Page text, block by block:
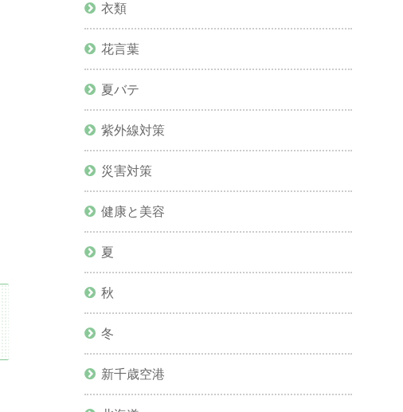
衣類
花言葉
夏バテ
紫外線対策
災害対策
健康と美容
夏
秋
冬
新千歳空港